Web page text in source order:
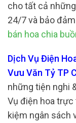
cho tất cả
24/7 và bảo
bán hoa chia
Dịch Vụ Điện
Vưu Văn Tỷ TP
những tiện nghi
Vụ điện hoa
kiệm ngân sách